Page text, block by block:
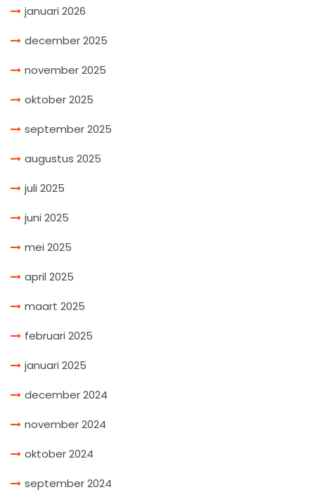
januari 2026
december 2025
november 2025
oktober 2025
september 2025
augustus 2025
juli 2025
juni 2025
mei 2025
april 2025
maart 2025
februari 2025
januari 2025
december 2024
november 2024
oktober 2024
september 2024